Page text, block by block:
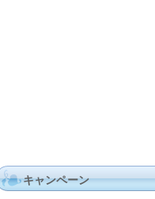
キャンペーン